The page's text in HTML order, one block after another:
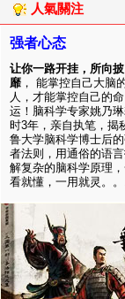
人氣關注
强者心态
让你一路开挂，所向披
靡 ， 能掌控自己大脑
人，才能掌控自己的命
运！脑科学专家姚乃
时3年，亲自执笔，揭
鲁大学脑科学博士后
者法则，用通俗的语
解复杂的脑科学原理
看就懂，一用就灵。